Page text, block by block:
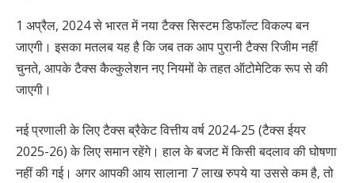
1 अप्रैल, 2024 से भारत में नया टैक्स सिस्टम डिफॉल्ट विकल्प बन
जाएगी। इसका मतलब यह है कि जब तक आप पुरानी टैक्स रिजीम नहीं
चुनते, आपके टैक्स कैल्कुलेशन नए नियमों के तहत ऑटोमेटिक रूप से की
जाएगी।
नई प्रणाली के लिए टैक्स ब्रैकेट वित्तीय वर्ष 2024-25 (टैक्स ईयर
2025-26) के लिए समान रहेंगे। हाल के बजट में किसी बदलाव की घोषणा
नहीं की गई। अगर आपकी आय सालाना 7 लाख रुपये या उससे कम है, तो